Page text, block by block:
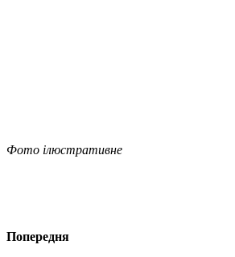
Фото ілюстративне
Попередня